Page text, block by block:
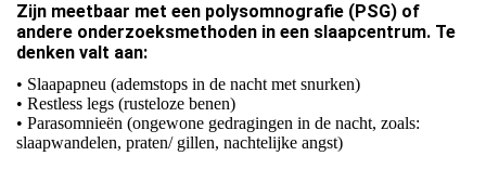
Zijn meetbaar met een polysomnografie (PSG) of
andere onderzoeksmethoden in een slaapcentrum. Te
denken valt aan:
• Slaapapneu (ademstops in de nacht met snurken)
• Restless legs (rusteloze benen)
• Parasomnieën (ongewone gedragingen in de nacht, zoals:
slaapwandelen, praten/ gillen, nachtelijke angst)